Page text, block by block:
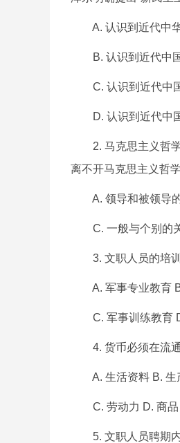
A. 认识到近代中华
B. 认识到近代中国
C. 认识到近代中国
D. 认识到近代中国
2. 马克思主义哲学
离不开马克思主义哲
A. 领导和被领导的
C. 一般与个别的关
3. 文职人员的培训
A. 军事专业教育
C. 军事训练教育
4. 货币必须在流通
A. 生活资料 B. 生
C. 劳动力 D. 商品
5. 文职人员聘期内(